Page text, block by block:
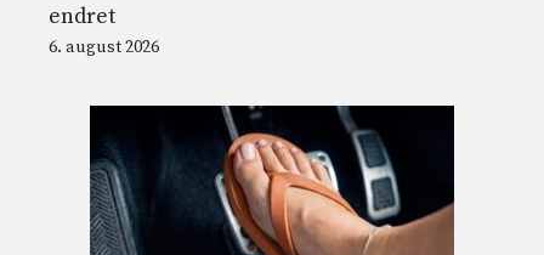
endret
6. august 2026